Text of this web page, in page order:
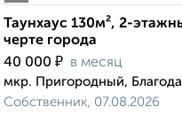
Таунхаус 130м², 2-
черте города
40 000 ₽ в месяц
мкр. Пригородный,
Собственник, 07.08.2026